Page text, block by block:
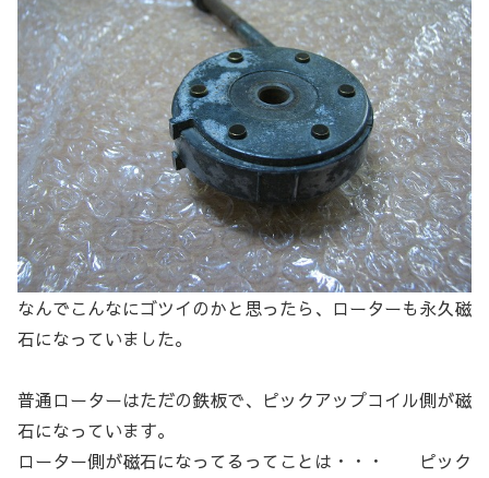
なんでこんなにゴツイのかと思ったら、ローターも永久磁
石になっていました。
普通ローターはただの鉄板で、ピックアップコイル側が磁
石になっています。
ローター側が磁石になってるってことは・・・ ピック